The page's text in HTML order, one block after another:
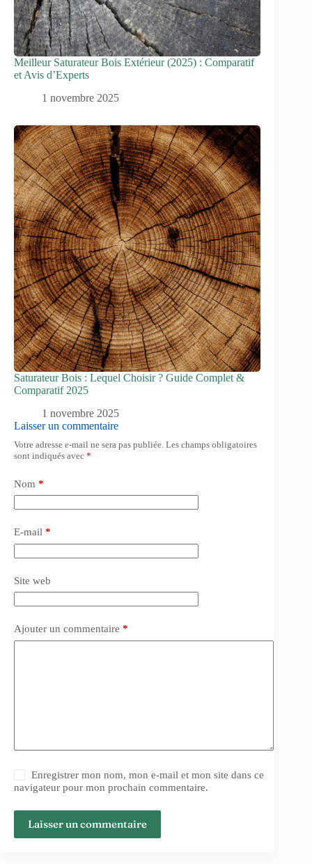
Meilleur Saturateur Bois Extérieur (2025) : Comparatif
et Avis d’Experts
1 novembre 2025
Saturateur Bois : Lequel Choisir ? Guide Complet &
Comparatif 2025
1 novembre 2025
Laisser un commentaire
Votre adresse e-mail ne sera pas publiée. Les champs obligatoires
sont indiqués avec *
Nom *
E-mail *
Site web
Ajouter un commentaire *
Enregistrer mon nom, mon e-mail et mon site dans ce
navigateur pour mon prochain commentaire.
Laisser un commentaire